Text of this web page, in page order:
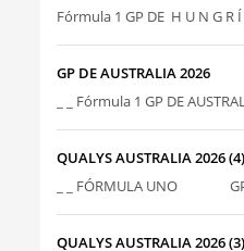
Fórmula 1 GP DE H U N G R Í
GP DE AUSTRALIA 2026
_ _ Fórmula 1 GP DE
QUALYS AUSTRALIA 2026 (4)
_ _ FÓRMULA UNO GP
QUALYS AUSTRALIA 2026 (3)